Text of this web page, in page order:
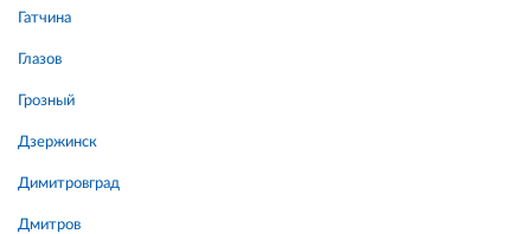
Гатчина
Глазов
Грозный
Дзержинск
Димитровград
Дмитров